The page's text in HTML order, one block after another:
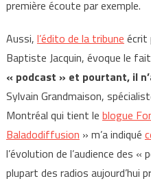
première écoute par exemple.
Aussi, l’édito de la tribune écrit
Baptiste Jacquin, évoque le
« podcast » et pourtant, il
Sylvain Grandmaison,
Montréal qui tient le blogue
Baladodiffusion » m’a indiqué
l’évolution de l’audience des
plupart des radios aujourd’hui